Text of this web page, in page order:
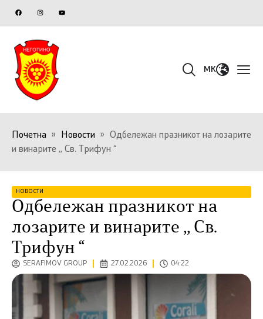
MK
Почетна » Новости »
Одбележан празникот на лозарите
и винарите ,, Св. Трифун “
НОВОСТИ
Одбележан празникот на
лозарите и винарите ,, Св.
Трифун “
SERAFIMOV GROUP 27.02.2026 04:22